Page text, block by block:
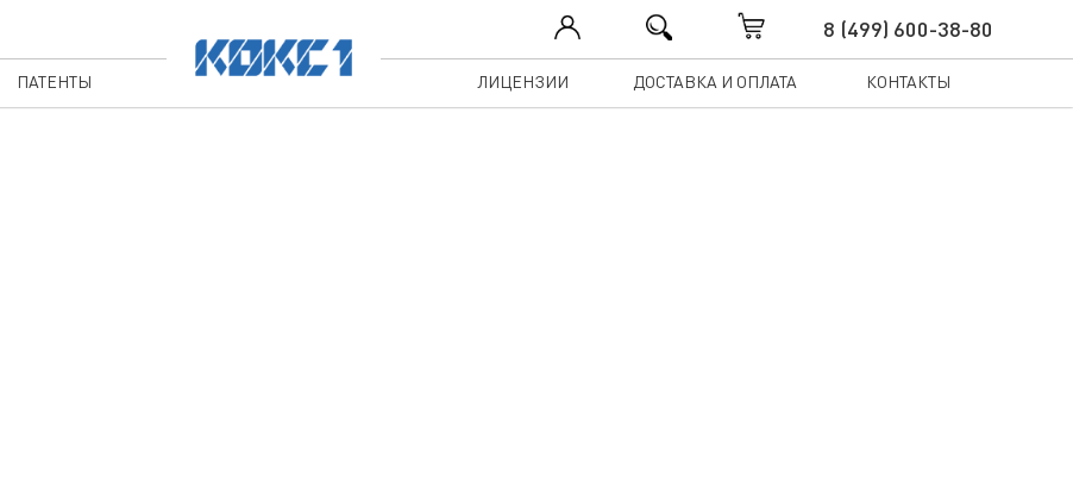
8 (499) 600-38-80
ПАТЕНТЫ КОНТАКТЫ
ДОСТАВКА И ОПЛАТА
ЛИЦЕНЗИИ